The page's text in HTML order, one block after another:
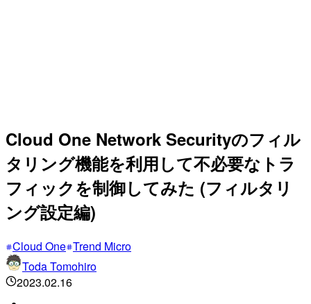
Cloud One Network Securityのフィル
タリング機能を利用して不必要なトラ
フィックを制御してみた (フィルタリ
ング設定編)
Cloud One Trend Micro
Toda Tomohiro
2023.02.16